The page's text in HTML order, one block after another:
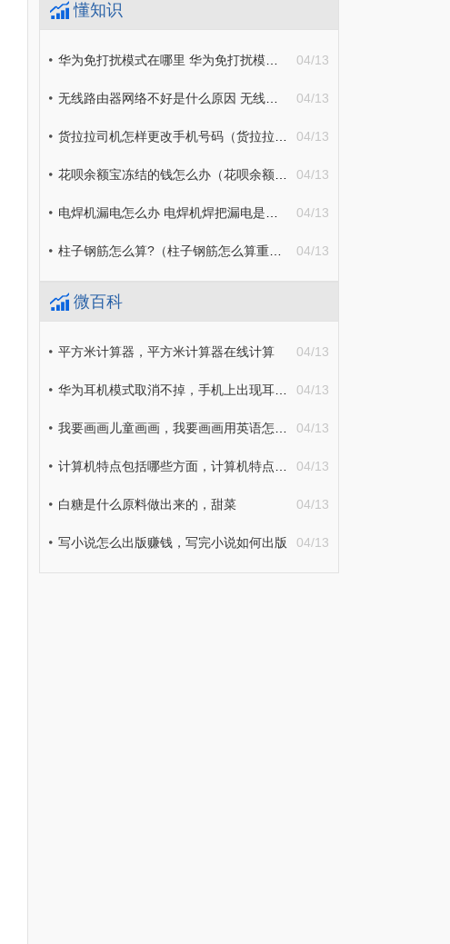
懂知识
04/13
华为免打扰模式在哪里 华为免打扰模式在哪里设置
04/13
无线路由器网络不好是什么原因 无线路由器网络不好是什么原因造成的
04/13
货拉拉司机怎样更改手机号码（货拉拉司机端怎么变更手机号）
04/13
花呗余额宝冻结的钱怎么办（花呗余额宝的钱被冻结怎么办）
04/13
电焊机漏电怎么办 电焊机焊把漏电是什么原因
04/13
柱子钢筋怎么算?（柱子钢筋怎么算重量）
微百科
04/13
平方米计算器，平方米计算器在线计算
04/13
华为耳机模式取消不掉，手机上出现耳机符号怎么取消
04/13
我要画画儿童画画，我要画画用英语怎么说
04/13
计算机特点包括哪些方面，计算机特点的说法不正确的是
04/13
白糖是什么原料做出来的，甜菜
04/13
写小说怎么出版赚钱，写完小说如何出版